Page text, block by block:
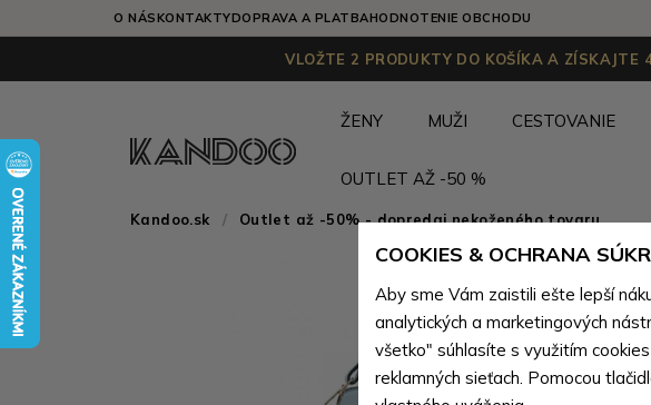
O NÁSKONTAKTYDOPRAVA A PLATBAHODNOTENIE OBCHODU
VLOŽTE 2 PRODUKTY DO KOŠÍKA A ZÍSKAJTE
ŽENY MUŽI CESTOVANIE
OUTLET AŽ -50 %
Kandoo.sk Outlet až -50% - dopredaj nekoženého tovaru
COOKIES & OCHRANA
Aby sme Vám zaistili ešte lepší
analytických a marketingových
všetko" súhlasíte s využitím
reklamných sieťach. Pomocou